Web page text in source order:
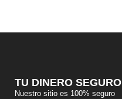
TU DINERO SEGURO
Nuestro sitio es 100% seguro